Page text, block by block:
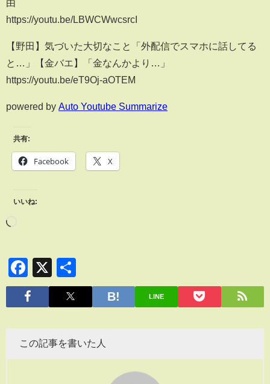
由
https://youtu.be/LBWCWwcsrcI
【野田】気づいた大切なこと「外配信でスマホに話してる
と…」【金バエ】「金なんかより…」
https://youtu.be/eT9Oj-aOTEM
powered by Auto Youtube Summarize
共有:
Facebook X
いいね:
Facebook
X
有
LINE
この記事を書いた人